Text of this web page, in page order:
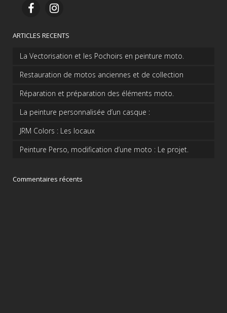
ARTICLES RECENTS
La Vectorisation et les Pochoirs en peinture moto.
Restauration de motos anciennes et de collection
Réparation et préparation des éléments moto.
La peinture personnalisée d’un casque :
JRM Colors : Les locaux
Peinture Perso, modification d’une moto : Le projet.
Commentaires récents